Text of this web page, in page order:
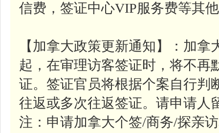
信费，签证中心VIP服务费等其
【加拿大政策更新通知】：加
起，在审理访客签证时，将不再
证。签证官员将根据个案自行判
往返或多次往返签证。请申请人
注：申请加拿大个签/商务/探亲